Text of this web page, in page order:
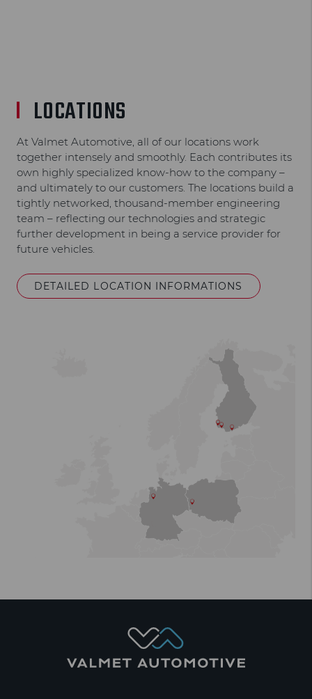
LOCATIONS
At Valmet Automotive, all of our locations work
together intensely and smoothly. Each contributes its
own highly specialized know-how to the company –
and ultimately to our customers. The locations build a
tightly networked, thousand-member engineering
team – reflecting our technologies and strategic
further development in being a service provider for
future vehicles.
DETAILED LOCATION INFORMATIONS